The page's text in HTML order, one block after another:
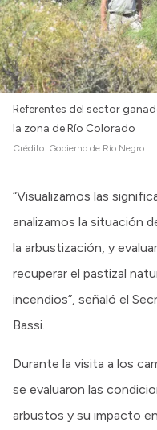
Referentes del sector
la zona de Río Colorado
Crédito: Gobierno de Río Negro
“Visualizamos las
analizamos la situación
la arbustización, y
recuperar el pastizal
incendios”, señaló el
Bassi.
Durante la visita a los
se evaluaron las
arbustos y su impacto